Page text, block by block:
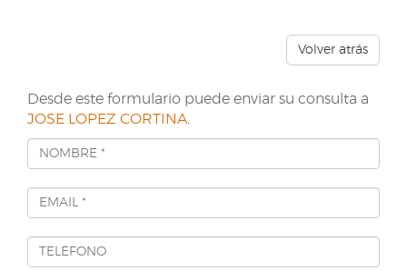
Volver atrás
Desde este formulario puede enviar su consulta a
JOSE LOPEZ CORTINA